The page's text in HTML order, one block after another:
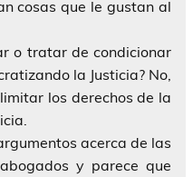
cosas que le gustan al
o tratar de condicionar
la Justicia? No,
los derechos de la
acerca de las
y parece que